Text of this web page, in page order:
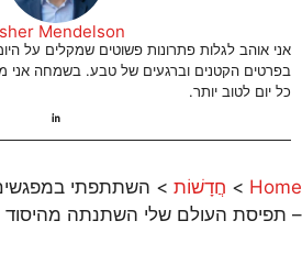
Mendelson
אני אוהב לגלות פתרונות פשוטים שמקלים על
בפרטים הקטנים וברגעים של טבע. בשמחה אני
כל יום לטוב יותר.
Home
> חֲדָשׁוֹת > השתתפתי
– תפיסת העולם שלי השתנתה מהיסוד